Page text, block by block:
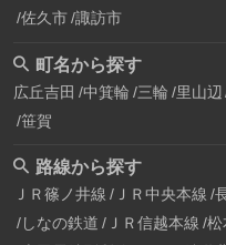
佐久市 諏訪市
町名から探す
広丘吉田 中箕輪 三輪 里山辺
笹賀
路線から探す
ＪＲ篠ノ井線 ＪＲ中央本線
しなの鉄道 ＪＲ信越本線 松